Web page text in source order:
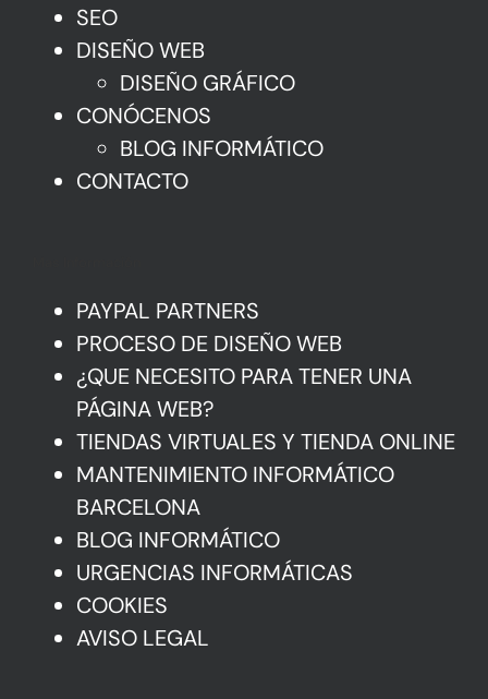
SEO
DISEÑO WEB
DISEÑO GRÁFICO
CONÓCENOS
BLOG INFORMÁTICO
CONTACTO
PAYPAL PARTNERS
PROCESO DE DISEÑO WEB
¿QUE NECESITO PARA TENER UNA
PÁGINA WEB?
TIENDAS VIRTUALES Y TIENDA ONLINE
MANTENIMIENTO INFORMÁTICO
BARCELONA
BLOG INFORMÁTICO
URGENCIAS INFORMÁTICAS
COOKIES
AVISO LEGAL